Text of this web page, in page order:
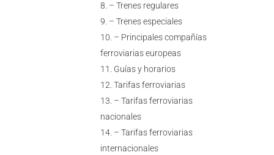
– Trenes regulares
– Trenes especiales
– Principales compañías
ferroviarias europeas
Guías y horarios
Tarifas ferroviarias
– Tarifas ferroviarias
nacionales
– Tarifas ferroviarias
internacionales